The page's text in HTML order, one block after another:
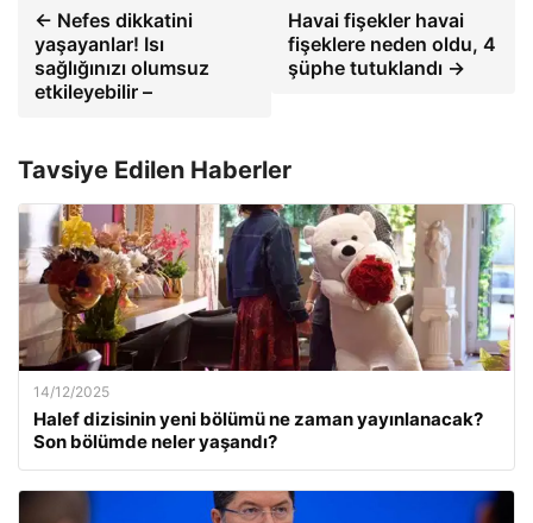
← Nefes dikkatini
yaşayanlar! Isı
sağlığınızı olumsuz
etkileyebilir –
Havai fişekler havai
fişeklere neden oldu, 4
şüphe tutuklandı →
Tavsiye Edilen Haberler
14/12/2025
Halef dizisinin yeni bölümü ne zaman yayınlanacak?
Son bölümde neler yaşandı?